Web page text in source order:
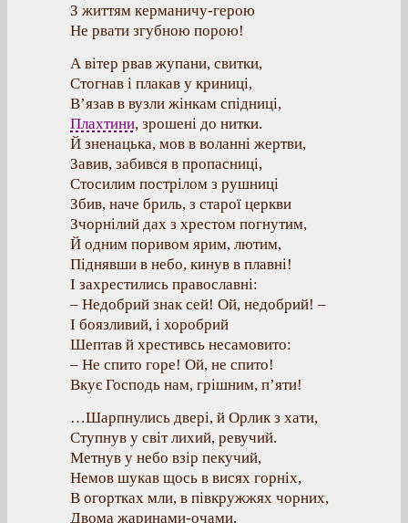
З життям керманичу-герою
Не рвати згубною порою!
А вітер рвав жупани, свитки,
Стогнав і плакав у криниці,
В’язав в вузли жінкам спідниці,
Плахтини, зрошені до нитки.
Й зненацька, мов в воланні жертви,
Завив, забився в пропасниці,
Стосилим пострілом з рушниці
Збив, наче бриль, з старої церкви
Зчорнілий дах з хрестом погнутим,
Й одним поривом ярим, лютим,
Піднявши в небо, кинув в плавні!
І захрестились православні:
– Недобрий знак сей! Ой, недобрий! –
І боязливий, і хоробрий
Шептав й хрестивсь несамовито:
– Не спито горе! Ой, не спито!
Вкує Господь нам, грішним, п’яти!
…Шарпнулись двері, й Орлик з хати,
Ступнув у світ лихий, ревучий.
Метнув у небо взір пекучий,
Немов шукав щось в висях горніх,
В огортках мли, в півкружжях чорних,
Двома жаринами-очами,